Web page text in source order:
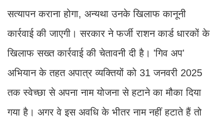
सत्यापन कराना होगा, अन्यथा उनके खिलाफ कानूनी
कार्रवाई की जाएगी। सरकार ने फर्जी राशन कार्ड धारकों के
खिलाफ सख्त कार्रवाई की चेतावनी दी है। 'गिव अप'
अभियान के तहत अपात्र व्यक्तियों को 31 जनवरी 2025
तक स्वेच्छा से अपना नाम योजना से हटाने का मौका दिया
गया है। अगर वे इस अवधि के भीतर नाम नहीं हटाते हैं तो